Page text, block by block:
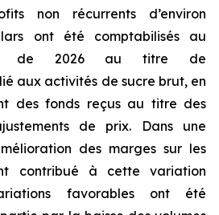
non récurrents d’environ
ont été comptabilisés au
de 2026 au titre de
aux activités de sucre brut, en
des fonds reçus au titre des
de prix. Dans une
des marges sur les
contribué à cette variation
favorables ont été